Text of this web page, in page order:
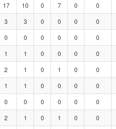
17 10 0 7 0 0
3 3 0 0 0 0
0 0 0 0 0 0
1 1 0 0 0 0
2 1 0 1 0 0
1 1 0 0 0 0
0 0 0 0 0 0
2 1 0 1 0 0